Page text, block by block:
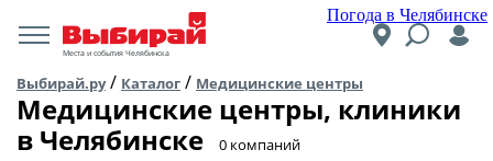
Погода в Челябинске
Места и события Челябинска
Выбирай.ру/ Каталог / Медицинские центры
Медицинские центры, клиники
в Челябинске
​0 компаний